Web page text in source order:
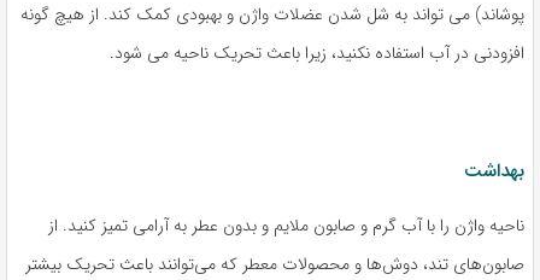
پوشاند) می تواند به شل شدن عضلات واژن و بهبودی کمک کند. از هیچ گونه
افزودنی در آب استفاده نکنید، زیرا باعث تحریک ناحیه می شود.
بهداشت
ناحیه واژن را با آب گرم و صابون ملایم و بدون عطر به آرامی تمیز کنید. از
صابون‌های تند، دوش‌ها و محصولات معطر که می‌توانند باعث تحریک بیشتر